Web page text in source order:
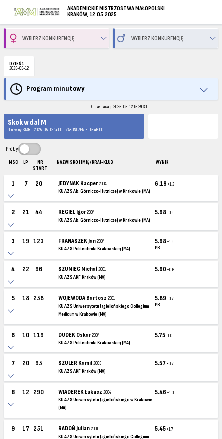
AKADEMICKIE MISTRZOSTWA MAŁOPOLSKI
KRAKÓW, 12.05.2025
DZIEŃ 1
2025-05-12
Program minutowy
Data aktualizacji: 2025-05-12 15:29:30
Skok w dal M
Planowany START: 2025-05-12 14:00 | ZAKOŃCZENIE: 15:46:00
Próby
MSC LP
NR
START
NAZWISKO I IMIĘ / KRAJ-KLUB WYNIK
1 7 20 JEDYNAK Kacper2004
KU AZS Ak. Górniczo-Hutniczej w Krakowie (MA)
6.19 +1.2
2 21 44 REGIEL Igor2004
KU AZS Ak. Górniczo-Hutniczej w Krakowie (MA)
5.98-0.9
3 19 123 FRANASZEK Jan2004
KU AZS Politechniki Krakowskiej (MA)
5.98 +1.9
PB
4 22 96 SZUMIEC Michał2001
KU AZS AKF Kraków (MA)
5.90 +0.6
5 18 258 WOJEWODA Bartosz2001
KU AZS Uniwersytetu Jagiellońskiego Collegium
Medicum w Krakowie (MA)
5.89-0.7
PB
6 10 119 DUDEK Oskar2004
KU AZS Politechniki Krakowskiej (MA)
5.75-1.0
7 20 95 SZULER Kamil2005
KU AZS AKF Kraków (MA)
5.57 +0.7
8 12 290 WIADEREK Łukasz2004
KU AZS Uniwersytetu Jagiellońskiego w Krakowie
(MA)
5.46 +1.0
9 17 251 RADOŃ Julian2001
KU AZS Uniwersytetu Jagiellońskiego Collegium
5.45 +1.7